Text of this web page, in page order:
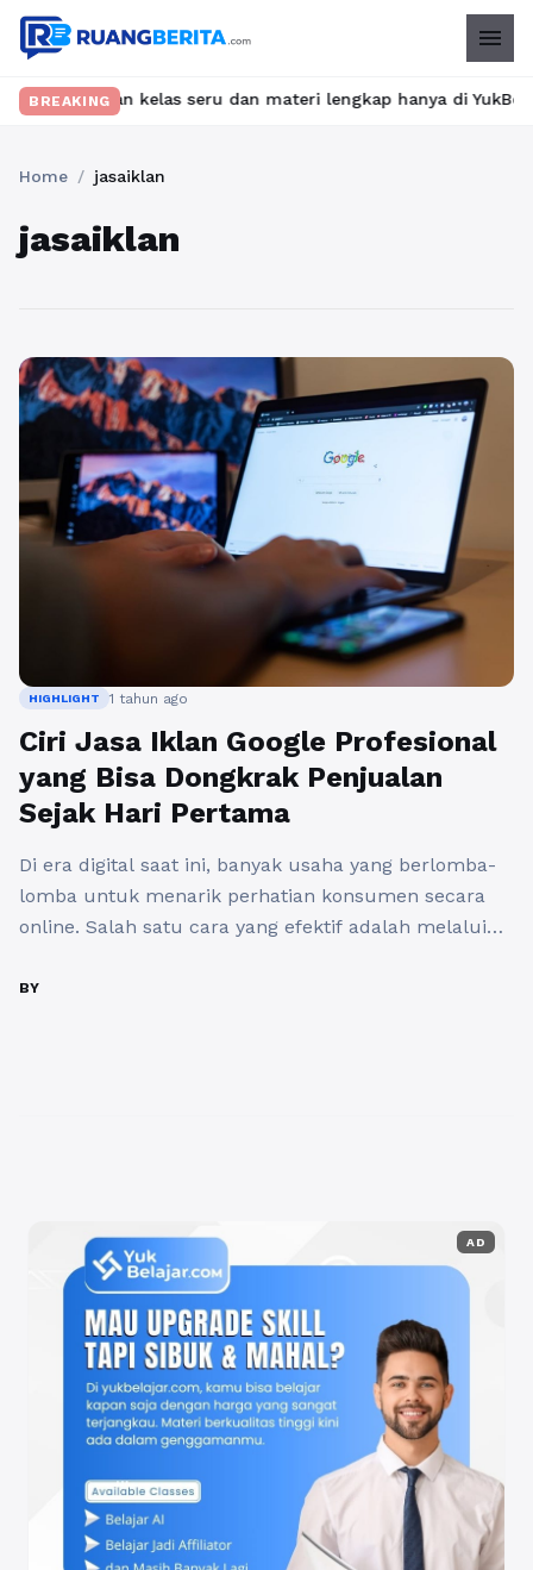
menu
BREAKINGkelas seru dan materi lengkap hanya di
Home / jasaiklan
jasaiklan
HIGHLIGHT 1 tahun ago
Ciri Jasa Iklan Google Profesional
yang Bisa Dongkrak Penjualan
Sejak Hari Pertama
Di era digital saat ini, banyak usaha yang berlomba-
lomba untuk menarik perhatian konsumen secara
online. Salah satu cara yang efektif adalah melalui
Anda tampil di posisi teratas hasil pencarian Google,
BY
AD